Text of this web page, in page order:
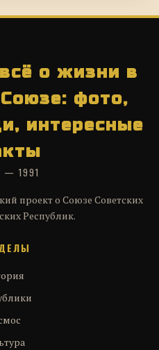
о жизни в
фото,
интересные
— 1991
проект о Союзе Советских
Республик.